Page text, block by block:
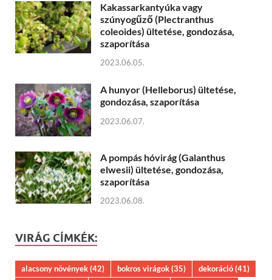
Kakassarkantyúka vagy
szúnyogűző (Plectranthus
coleoides) ültetése, gondozása,
szaporítása
2023.06.05.
A hunyor (Helleborus) ültetése,
gondozása, szaporítása
2023.06.07.
A pompás hóvirág (Galanthus
elwesii) ültetése, gondozása,
szaporítása
2023.06.08.
VIRÁG CÍMKÉK:
alacsony növények(42) bokros virágok(35) dekoráció(41)